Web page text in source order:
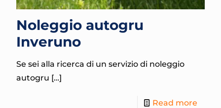
Noleggio autogru
Inveruno
Se sei alla ricerca di un servizio di noleggio
autogru […]
Read more